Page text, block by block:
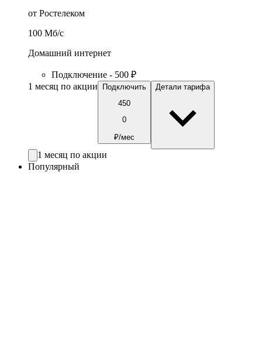
от Ростелеком
100 Мб/c
Домашний интернет
Подключение - 500 ₽
1 месяц по акции
Подключить
450
0
₽/мес
Детали тарифа
1 месяц по акции
Популярный